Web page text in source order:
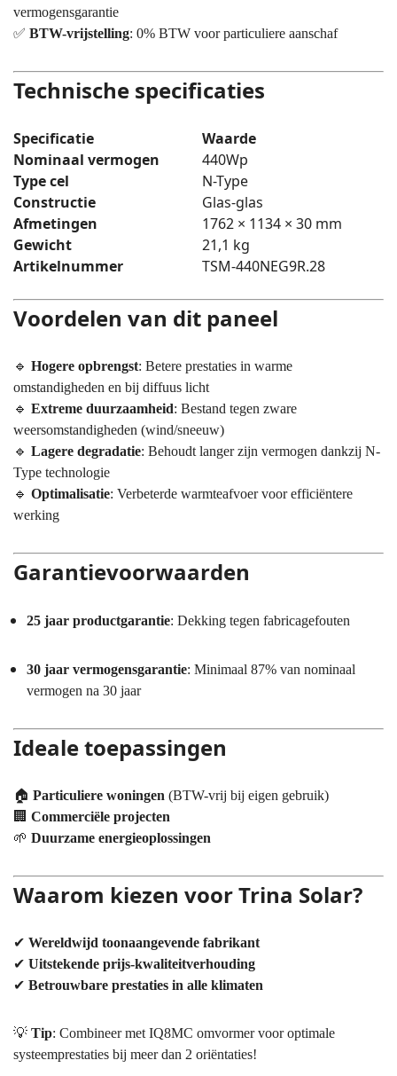
vermogensgarantie
✅ BTW-vrijstelling: 0% BTW voor particuliere aanschaf
Technische specificaties
Specificatie
Waarde
Nominaal vermogen
440Wp
Type cel
N-Type
Constructie
Glas-glas
Afmetingen
1762 × 1134 × 30 mm
Gewicht
21,1 kg
Artikelnummer
TSM-440NEG9R.28
Voordelen van dit paneel
🔹 Hogere opbrengst: Betere prestaties in warme
omstandigheden en bij diffuus licht
🔹 Extreme duurzaamheid: Bestand tegen zware
weersomstandigheden (wind/sneeuw)
🔹 Lagere degradatie: Behoudt langer zijn vermogen dankzij N-
Type technologie
🔹 Optimalisatie: Verbeterde warmteafvoer voor efficiëntere
werking
Garantievoorwaarden
25 jaar productgarantie: Dekking tegen fabricagefouten
30 jaar vermogensgarantie: Minimaal 87% van nominaal
vermogen na 30 jaar
Ideale toepassingen
🏠 Particuliere woningen (BTW-vrij bij eigen gebruik)
🏢 Commerciële projecten
🌱 Duurzame energieoplossingen
Waarom kiezen voor Trina Solar?
✔ Wereldwijd toonaangevende fabrikant
✔ Uitstekende prijs-kwaliteitverhouding
✔ Betrouwbare prestaties in alle klimaten
💡 Tip: Combineer met IQ8MC omvormer voor optimale
systeemprestaties bij meer dan 2 oriëntaties!